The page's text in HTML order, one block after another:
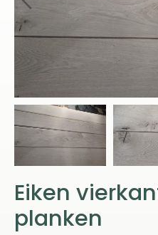
Eiken
planken